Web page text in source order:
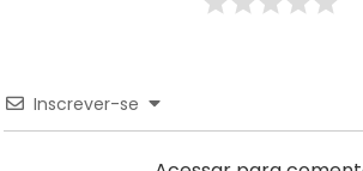
Inscrever-se